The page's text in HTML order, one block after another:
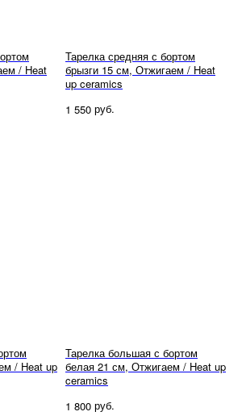
/ Heat
Тарелка средняя с бортом
брызги 15 см, Отжигаем / Heat
up ceramics
1 550 руб.
/ Heat up
Тарелка большая с бортом
белая 21 см, Отжигаем / Heat up
ceramics
1 800 руб.